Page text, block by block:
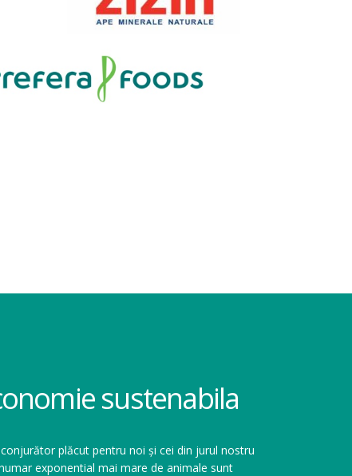
sustenabila
plăcut pentru noi și cei din jurul nostru
exponential mai mare de animale sunt